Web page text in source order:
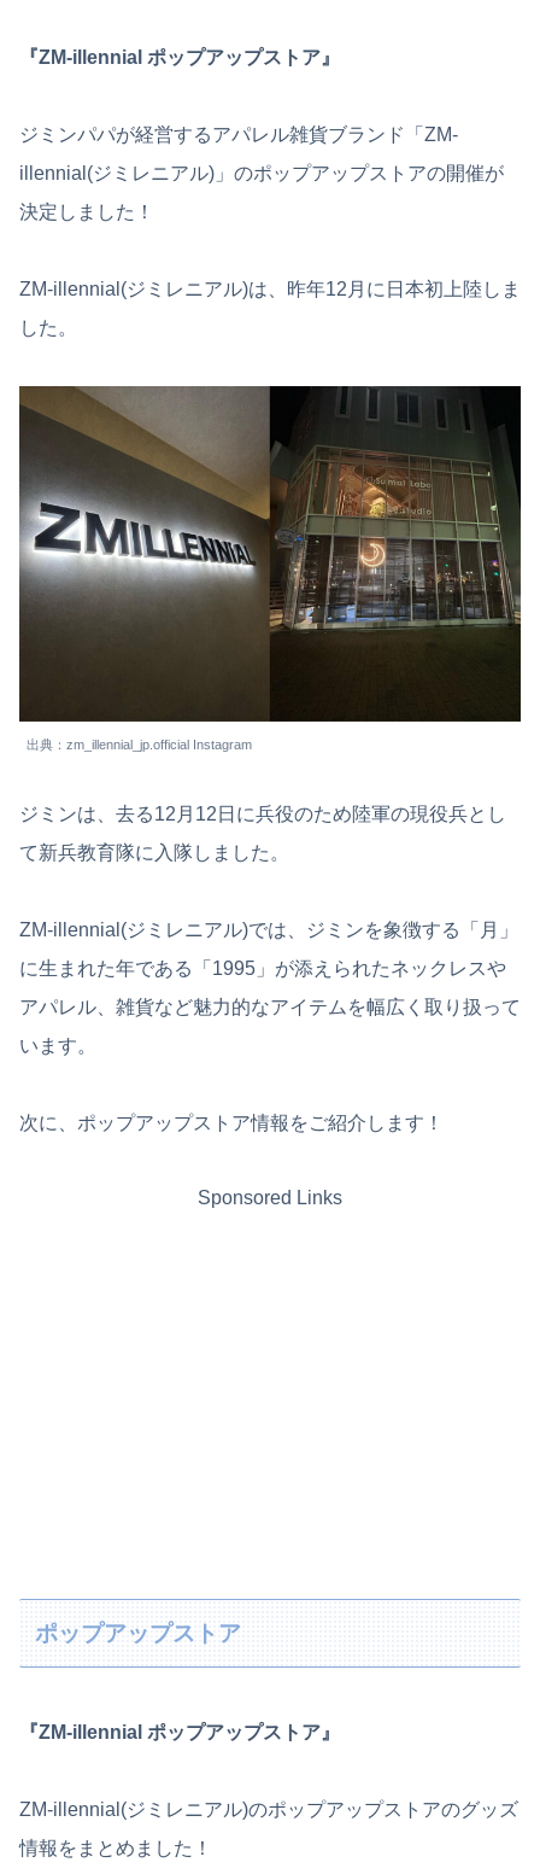
『ZM-illennial ポップアップストア』
ジミンパパが経営するアパレル雑貨ブランド「ZM-
illennial(ジミレニアル)」のポップアップストアの開催が
決定しました！
ZM-illennial(ジミレニアル)は、昨年12月に日本初上陸しま
した。
出典：zm_illennial_jp.official Instagram
ジミンは、去る12月12日に兵役のため陸軍の現役兵とし
て新兵教育隊に入隊しました。
ZM-illennial(ジミレニアル)では、ジミンを象徴する「月」
に生まれた年である「1995」が添えられたネックレスや
アパレル、雑貨など魅力的なアイテムを幅広く取り扱って
います。
次に、ポップアップストア情報をご紹介します！
Sponsored Links
ポップアップストア
『ZM-illennial ポップアップストア』
ZM-illennial(ジミレニアル)のポップアップストアのグッズ
情報をまとめました！